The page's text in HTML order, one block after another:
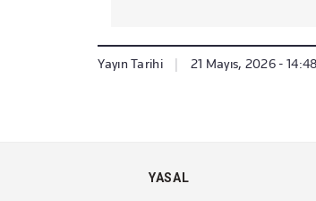
Yayın Tarihi 21 Mayıs, 2026 - 14:48
YASAL